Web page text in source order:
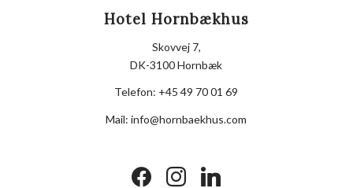
Hotel Hornbækhus
Skovvej 7,
DK-3100 Hornbæk
Telefon: +45 49 70 01 69
Mail:info@hornbaekhus.com
facebookinstagramlinkedin